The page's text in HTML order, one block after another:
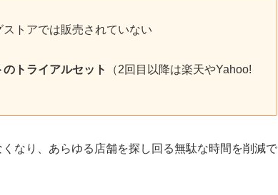
トアでは販売されていない
トライアルセット
（2回目以降は楽天やYahoo!
なり、あらゆる店舗を探し回る無駄な時間を削減で